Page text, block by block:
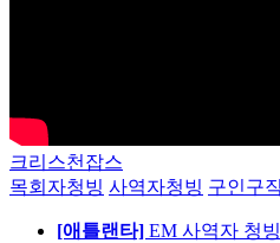
크리스천잡스
목회자청빙 사역자청빙 구인구직
[애틀랜타] EM 사역자 청빙